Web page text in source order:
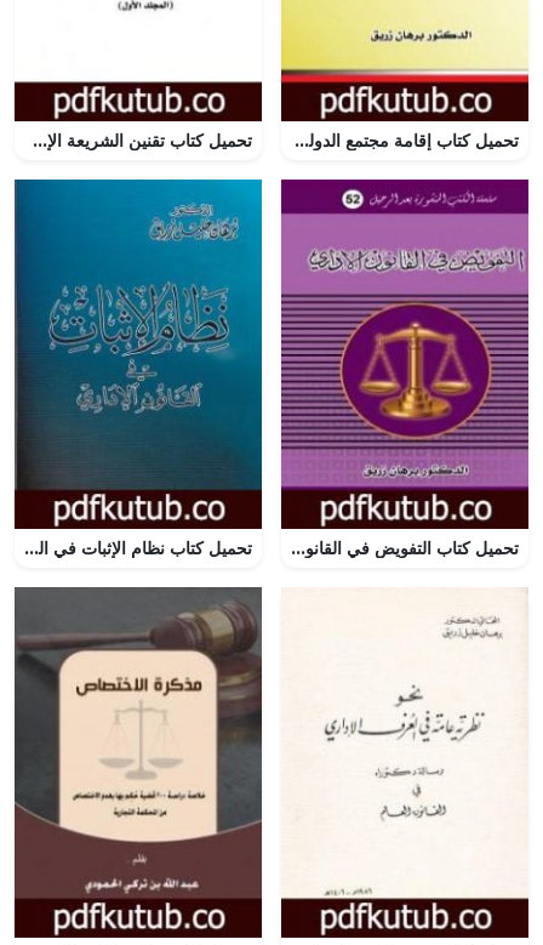
تحميل كتاب إقامة مجتمع الدولة وتأسيسه PDF تأليف د. برهان زريق مجانا [كامل] تحميل كتاب تقنين الشريعة الإسلامية في مجلس الشعب PDF تأليف طارق البشري مجانا [كامل]
تحميل كتاب التفويض في القانون الاداري PDF تأليف د. برهان زريق مجانا [كامل] تحميل كتاب نظام الإثبات في القانون الاداري PDF تأليف د. برهان زريق مجانا [كامل]